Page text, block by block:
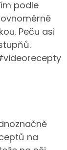
na